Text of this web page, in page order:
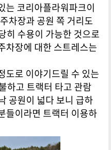
는 코리아플라워파크이
차장과 공원 쪽 거리도
히 수용이 가능한 것으로
차장에 대한 스트레스는
도로 이야기드릴 수 있는
하고 트랙터 타고 관람
공원이 넓다 보니 급하
들이라면 트랙터 이용하